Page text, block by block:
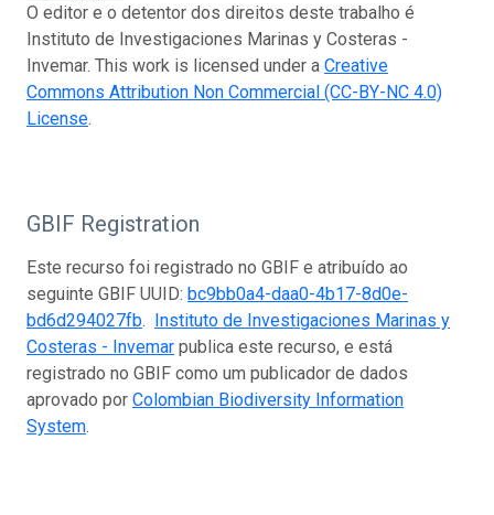
O editor e o detentor dos direitos deste trabalho é
Instituto de Investigaciones Marinas y Costeras -
Invemar. This work is licensed under a Creative
Commons Attribution Non Commercial (CC-BY-NC 4.0)
License.
GBIF Registration
Este recurso foi registrado no GBIF e atribuído ao
seguinte GBIF UUID: bc9bb0a4-daa0-4b17-8d0e-
bd6d294027fb. Instituto de Investigaciones Marinas y
Costeras - Invemar publica este recurso, e está
registrado no GBIF como um publicador de dados
aprovado por Colombian Biodiversity Information
System.